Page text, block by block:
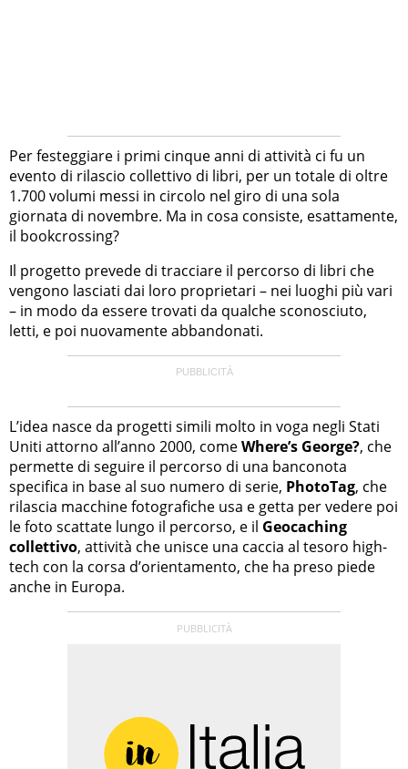
Per festeggiare i primi cinque anni di attività ci fu un
evento di rilascio collettivo di libri, per un totale di oltre
1.700 volumi messi in circolo nel giro di una sola
giornata di novembre. Ma in cosa consiste, esattamente,
il bookcrossing?
Il progetto prevede di tracciare il percorso di libri che
vengono lasciati dai loro proprietari – nei luoghi più vari
– in modo da essere trovati da qualche sconosciuto,
letti, e poi nuovamente abbandonati.
L’idea nasce da progetti simili molto in voga negli Stati
Uniti attorno all’anno 2000, comeWhere’s George?, che
permette di seguire il percorso di una banconota
specifica in base al suo numero di serie, PhotoTag, che
rilascia macchine fotografiche usa e getta per vedere poi
le foto scattate lungo il percorso, e il Geocaching
collettivo, attività che unisce una caccia al tesoro high-
tech con la corsa d’orientamento, che ha preso piede
anche in Europa.